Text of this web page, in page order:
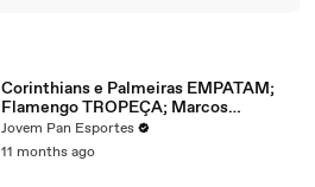
Corinthians e Palmeiras EMPATAM;
Flamengo TROPEÇA; Marcos
Leonardo no São Paulo? | BATE-
PRONTO
Jovem Pan Esportes
11 months ago